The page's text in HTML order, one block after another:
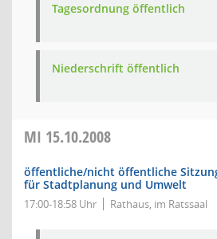
Tagesordnung öffentlich
Niederschrift öffentlich
MI 15.10.2008
öffentliche/nicht öffentliche
für Stadtplanung und Umwelt
17:00-18:58 Uhr Rathaus, im Ratssaal